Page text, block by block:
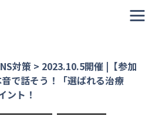
対策 > 2023.10.5開催 |【参加
で話そう！「選ばれる治療
ント！